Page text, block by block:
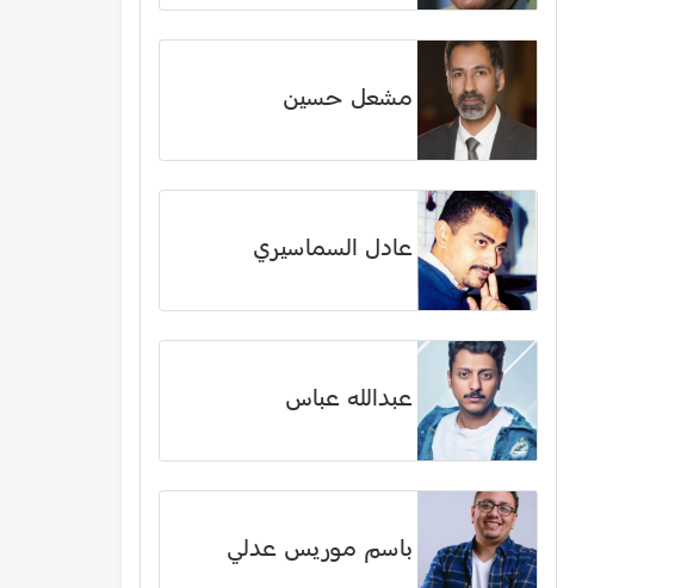
مشعل حسين
عادل السماسيري
عبدالله عباس
باسم موريس عدلي